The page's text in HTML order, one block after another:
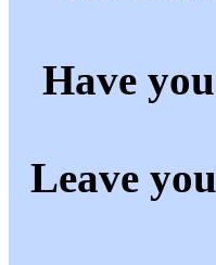
Have
Leave